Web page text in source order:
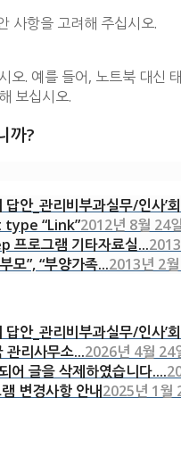
사항을 고려해 주십시오.
오. 예를 들어, 노트북 대신
보십시오.
까?
안_관리비부과실무/인사’
“Link”2012년 8월 24
프로그램 기타자료실...
모”, “부양가족...2013년 2
안_관리비부과실무/인사’
관리사무소...2026년 4월 24
어 글을 삭제하였습니다....
변경사항 안내2025년 1월